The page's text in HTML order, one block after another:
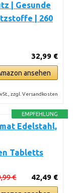
| Gesunde
| 260
32,99 €
ansehen
zzgl. Versandkosten
EMPFEHLUNG
Edelstahl,
Tabletts
42,49 €
€